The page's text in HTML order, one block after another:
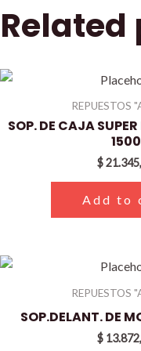
REPUESTOS
SOP. DE CAJA
1500
$
Add to
REPUESTOS
SOP.DELANT. DE
$